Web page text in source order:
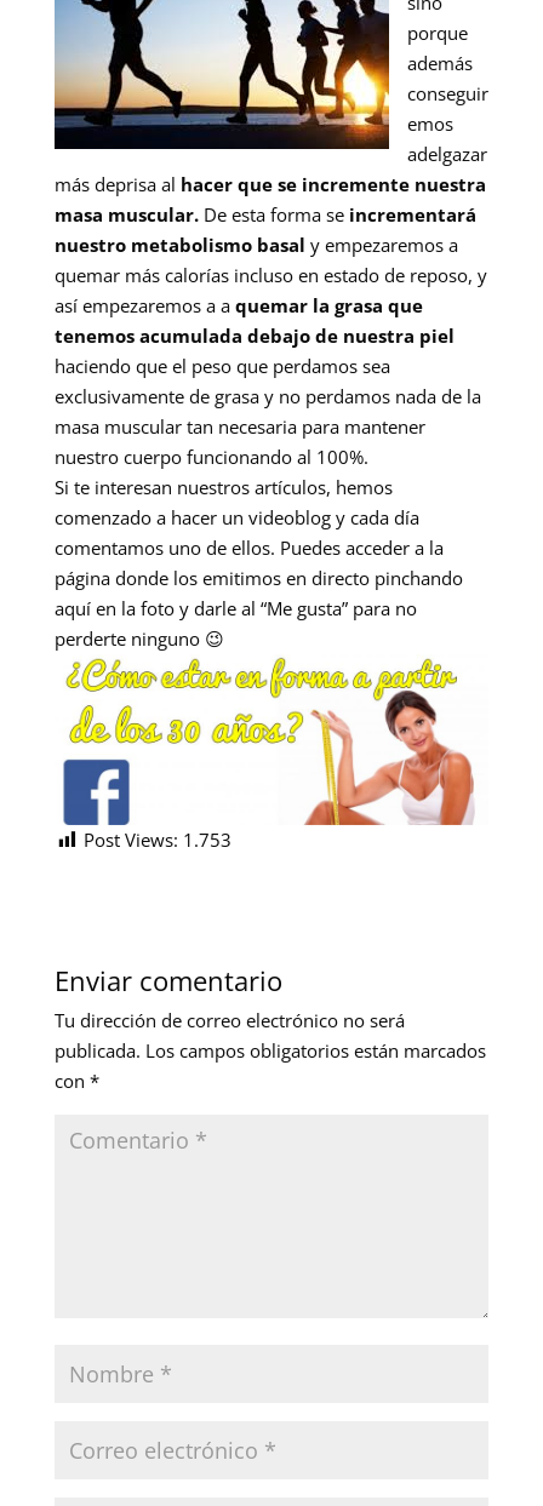
porque
además
conseguir
emos
adelgazar
más deprisa al hacer que se incremente nuestra
masa muscular.De esta forma se incrementará
nuestro metabolismo basal y empezaremos a
quemar más calorías incluso en estado de reposo, y
así empezaremos a a quemar la grasa que
tenemos acumulada debajo de nuestra piel
haciendo que el peso que perdamos sea
exclusivamente de grasa y no perdamos nada de la
masa muscular tan necesaria para mantener
nuestro cuerpo funcionando al 100%.
Si te interesan nuestros artículos, hemos
comenzado a hacer un videoblog y cada día
comentamos uno de ellos. Puedes acceder a la
página donde los emitimos en directo pinchando
aquí en la foto y darle al “Me gusta” para no
perderte ninguno 😉
Post Views: 1.753
Enviar comentario
Tu dirección de correo electrónico no será
publicada. Los campos obligatorios están marcados
con *